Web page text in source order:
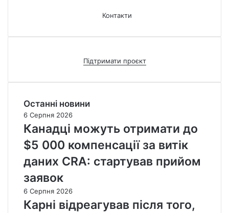
Контакти
Підтримати проєкт
Останні новини
6 Серпня 2026
Канадці можуть отримати до
$5 000 компенсації за витік
даних CRA: стартував прийом
заявок
6 Серпня 2026
Карні відреагував після того,